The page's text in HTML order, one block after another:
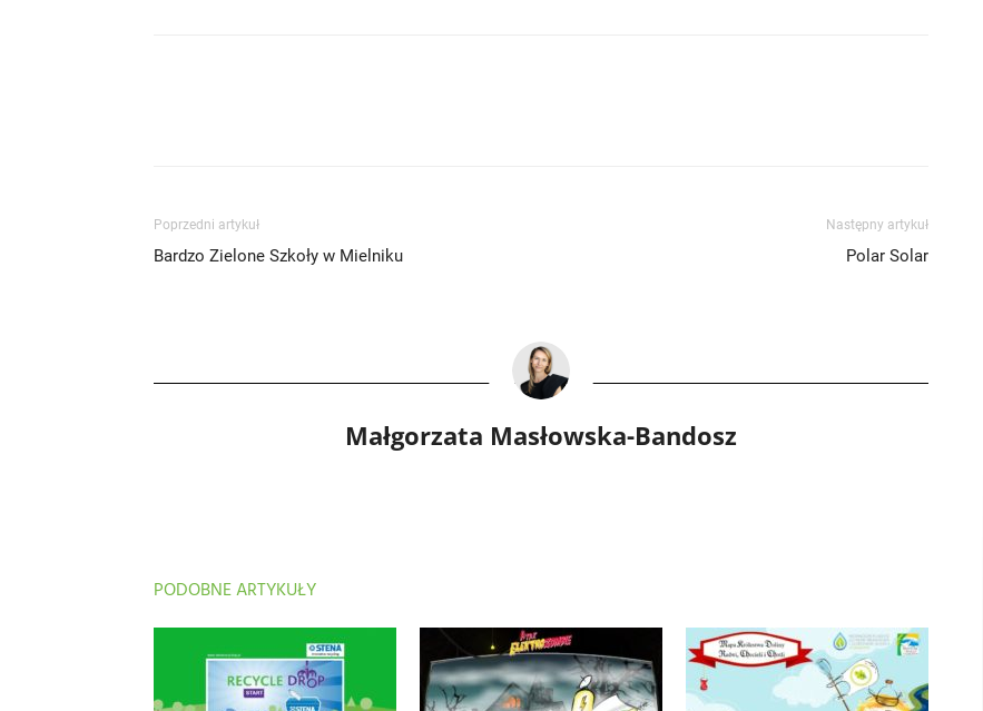
Poprzedni artykuł
Bardzo Zielone Szkoły w Mielniku
Następny artykuł
Polar Solar
Małgorzata Masłowska-Bandosz
PODOBNE ARTYKUŁY